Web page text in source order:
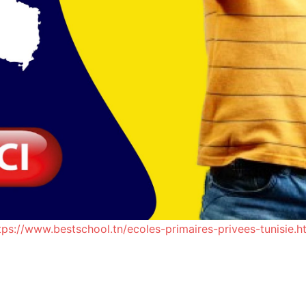
www.bestschool.tn/ecoles-primaires-privees-